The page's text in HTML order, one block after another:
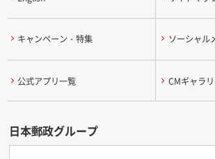
キャンペーン・特集 ソーシャル
公式アプリ一覧 CMギャラ